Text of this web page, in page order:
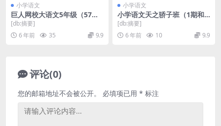
小学语文
巨人网校大语文5年级（57讲
—138个视频14G）百度网盘
[db:摘要]
6 年前
35 9.9
小学语文
小学语文天之骄子班（1期和2
期）名师课堂（高清打包）百
度网盘
[db:摘要]
6 年前
10 9.9
评论(0)
您的邮箱地址不会被公开。 必填项已用 * 标注